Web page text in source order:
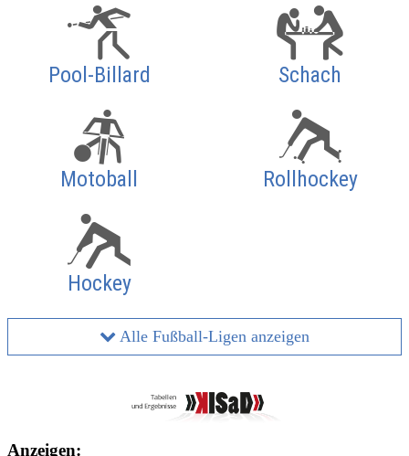
Pool-Billard Schach
Motoball Rollhockey
Hockey
Alle Fußball-Ligen anzeigen
Anzeigen: